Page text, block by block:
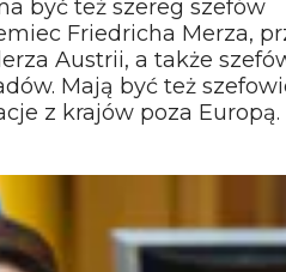
być też szereg szefów
Friedricha Merza,
Austrii, a także
Mają być też
z krajów poza Europą.